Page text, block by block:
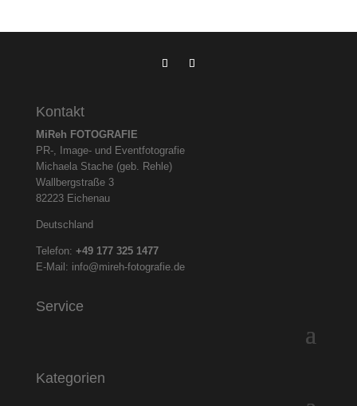
Kontakt
MiReh FOTOGRAFIE
PR-, Image- und Eventfotografie
Michaela Stache (geb. Rehle)
Wallbergstraße 3
82223 Eichenau
Deutschland
Telefon: +49 177 325 1477
E-Mail: info@mireh-fotografie.de
Service
Kategorien